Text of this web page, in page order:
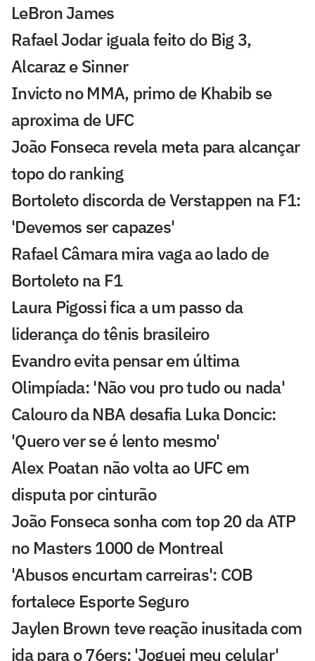
LeBron James
Rafael Jodar iguala feito do Big 3,
Alcaraz e Sinner
Invicto no MMA, primo de Khabib se
aproxima de UFC
João Fonseca revela meta para alcançar
topo do ranking
Bortoleto discorda de Verstappen na F1:
'Devemos ser capazes'
Rafael Câmara mira vaga ao lado de
Bortoleto na F1
Laura Pigossi fica a um passo da
liderança do tênis brasileiro
Evandro evita pensar em última
Olimpíada: 'Não vou pro tudo ou nada'
Calouro da NBA desafia Luka Doncic:
'Quero ver se é lento mesmo'
Alex Poatan não volta ao UFC em
disputa por cinturão
João Fonseca sonha com top 20 da ATP
no Masters 1000 de Montreal
'Abusos encurtam carreiras': COB
fortalece Esporte Seguro
Jaylen Brown teve reação inusitada com
ida para o 76ers: 'Joguei meu celular'